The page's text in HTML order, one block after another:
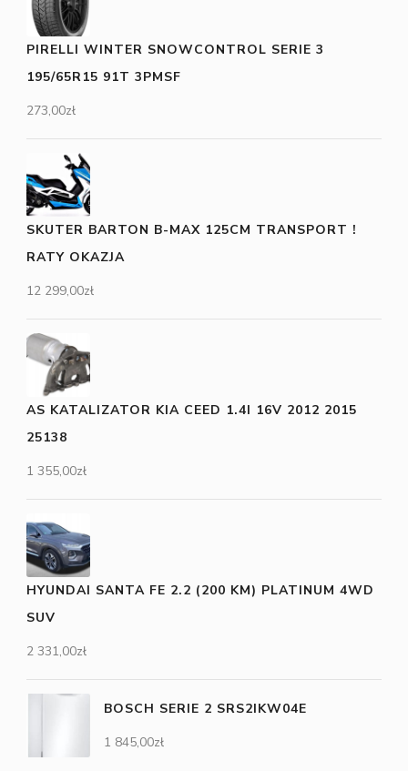
PIRELLI WINTER SNOWCONTROL SERIE 3
195/65R15 91T 3PMSF
273,00zł
SKUTER BARTON B-MAX 125CM TRANSPORT !
RATY OKAZJA
12 299,00zł
AS KATALIZATOR KIA CEED 1.4I 16V 2012 2015
25138
1 355,00zł
HYUNDAI SANTA FE 2.2 (200 KM) PLATINUM 4WD
SUV
2 331,00zł
BOSCH SERIE 2 SRS2IKW04E
1 845,00zł